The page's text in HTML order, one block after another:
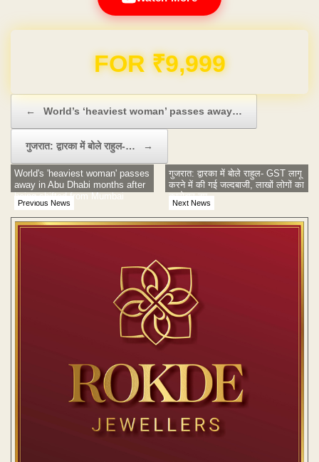
FOR ₹9,999
← World’s ‘heaviest woman’ passes away…
गुजरात: द्वारका में बोले राहुल-… →
Previous News
World's 'heaviest woman' passes
away in Abu Dhabi months after
being shifted from Mumbai
Next News
गुजरात: द्वारका में बोले राहुल- GST लागू
करने में की गई जल्दबाजी, लाखों लोगों का
कारोबार ठप